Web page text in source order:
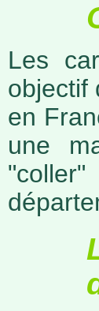
Les
objectif
en
une